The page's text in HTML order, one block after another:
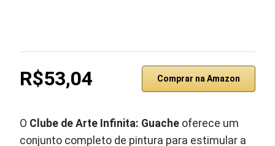
R$53,04 Comprar na Amazon
O Clube de Arte Infinita: Guache oferece um
conjunto completo de pintura para estimular a